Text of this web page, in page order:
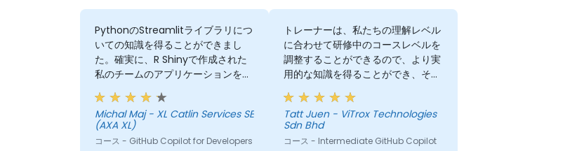
PythonのStreamlitライブラリにつ
いての知識を得ることができまし
た。確実に、R Shinyで作成された
私のチームのアプリケーションを改
善するために使用してみます。
Michal Maj - XL Catlin Services SE
(AXA XL)
コース - GitHub Copilot for Developers
トレーナーは、私たちの理解レベル
に合わせて研修中のコースレベルを
調整することができるので、より実
用的な知識を得ることができ、それ
がさらに日常業務でツールを利用す
るのに役立ちます。
Tatt Juen - ViTrox Technologies
Sdn Bhd
コース - Intermediate GitHub Copilot